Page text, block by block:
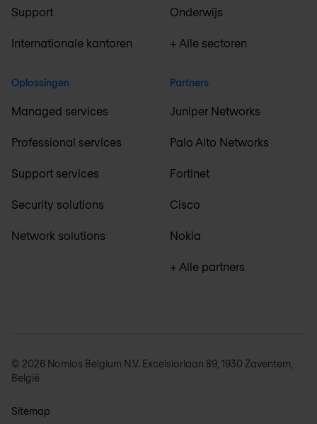
Support
Internationale kantoren
Oplossingen
Managed services
Professional services
Support services
Security solutions
Network solutions
Onderwijs
+ Alle sectoren
Partners
Juniper Networks
Palo Alto Networks
Fortinet
Cisco
Nokia
+ Alle partners
© 2026 Nomios Belgium N.V. Excelsiorlaan 89, 1930 Zaventem,
België
Sitemap